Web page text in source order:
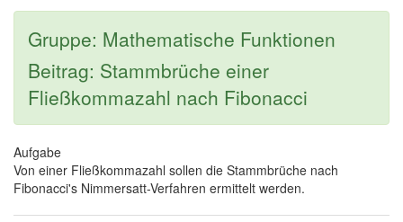
Gruppe: Mathematische Funktionen
Beitrag: Stammbrüche einer
Fließkommazahl nach Fibonacci
Aufgabe
Von einer Fließkommazahl sollen die Stammbrüche nach
Fibonacci's Nimmersatt-Verfahren ermittelt werden.